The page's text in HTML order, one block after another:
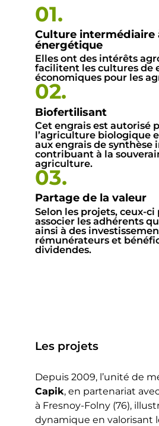
01.
Culture intermédiaire
énergétique
Elles ont des intérêts
facilitent les cultures de
économiques pour les
02.
Biofertilisant
Cet engrais est autorisé
l’agriculture biologique
aux engrais de synthèse
contribuant à la
agriculture.
03.
Partage de la valeur
Selon les projets, ceux-
associer les adhérents
ainsi à des
rémunérateurs et
dividendes.
Les projets
Depuis 2009, l’unité de
Capik, en partenariat
à Fresnoy-Folny (76),
dynamique en valorisant